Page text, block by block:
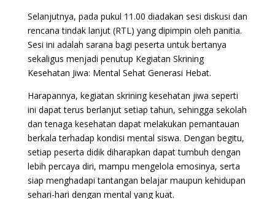
Selanjutnya, pada pukul 11.00 diadakan sesi diskusi dan
rencana tindak lanjut (RTL) yang dipimpin oleh panitia.
Sesi ini adalah sarana bagi peserta untuk bertanya
sekaligus menjadi penutup Kegiatan Skrining
Kesehatan Jiwa: Mental Sehat Generasi Hebat.
Harapannya, kegiatan skrining kesehatan jiwa seperti
ini dapat terus berlanjut setiap tahun, sehingga sekolah
dan tenaga kesehatan dapat melakukan pemantauan
berkala terhadap kondisi mental siswa. Dengan begitu,
setiap peserta didik diharapkan dapat tumbuh dengan
lebih percaya diri, mampu mengelola emosinya, serta
siap menghadapi tantangan belajar maupun kehidupan
sehari-hari dengan mental yang kuat.